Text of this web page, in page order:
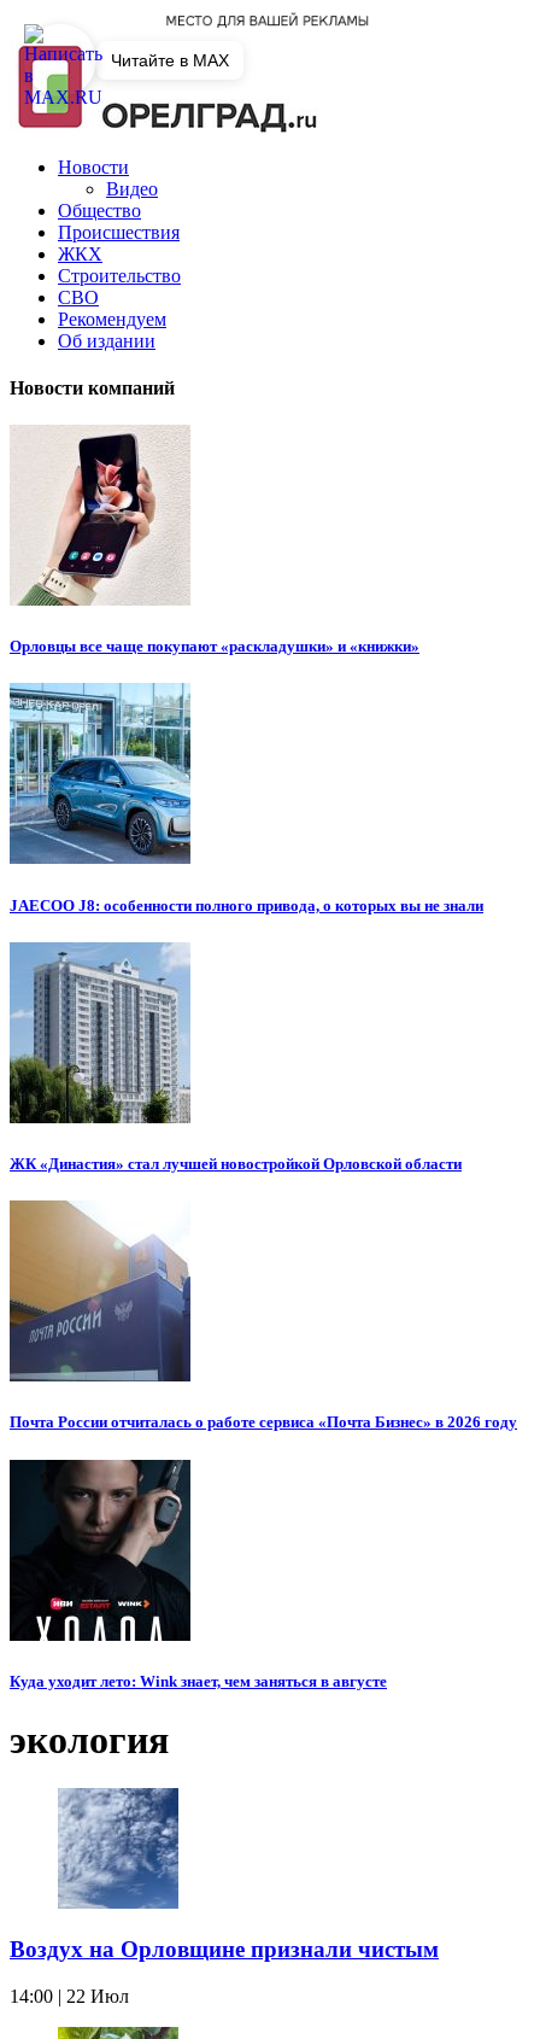
Новости
Видео
Общество
Происшествия
ЖКХ
Строительство
СВО
Рекомендуем
Об издании
Новости компаний
Орловцы все чаще покупают «раскладушки» и «книжки»
JAECOO J8: особенности полного привода, о которых вы не знали
ЖК «Династия» стал лучшей новостройкой Орловской области
Почта России отчиталась о работе сервиса «Почта Бизнес» в 2026 году
Куда уходит лето: Wink знает, чем заняться в августе
экология
Воздух на Орловщине признали чистым
14:00 | 22 Июл
Читайте в MAX